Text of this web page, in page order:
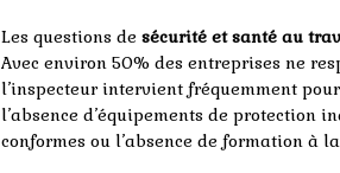
Les questions de sécurité et santé au
Avec environ 50% des entreprises ne
l’inspecteur intervient fréquemment
l’absence d’équipements de protection
conformes ou l’absence de formation à